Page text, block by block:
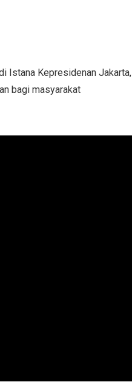
Istana Kepresidenan Jakarta,
bagi masyarakat